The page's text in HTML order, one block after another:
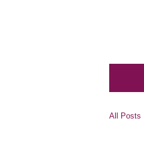
All Posts